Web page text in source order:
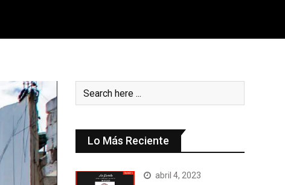
Lo Más Reciente
abril 4, 2023